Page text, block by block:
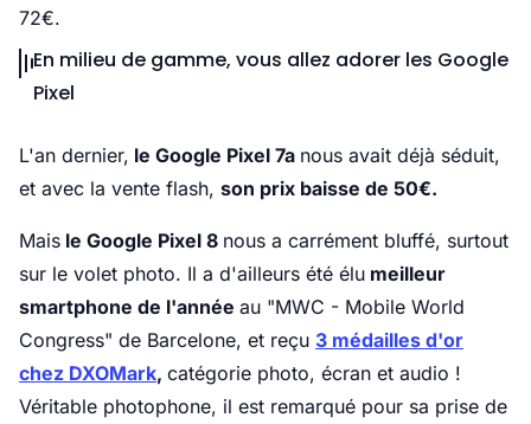
72€.
En milieu de gamme, vous allez adorer les Google
Pixel
L'an dernier, le Google Pixel 7a nous avait déjà séduit,
et avec la vente flash, son prix baisse de 50€.
Mais le Google Pixel 8 nous a carrément bluffé, surtout
sur le volet photo. Il a d'ailleurs été élu meilleur
smartphone de l'année au "MWC - Mobile World
Congress" de Barcelone, et reçu 3 médailles d'or
chez DXOMark, catégorie photo, écran et audio !
Véritable photophone, il est remarqué pour sa prise de